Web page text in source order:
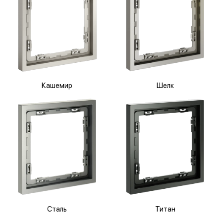
Кашемир Шелк
Сталь Титан